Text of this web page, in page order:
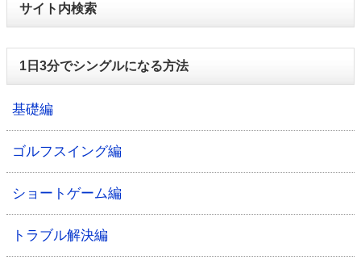
サイト内検索
1日3分でシングルになる方法
基礎編
ゴルフスイング編
ショートゲーム編
トラブル解決編